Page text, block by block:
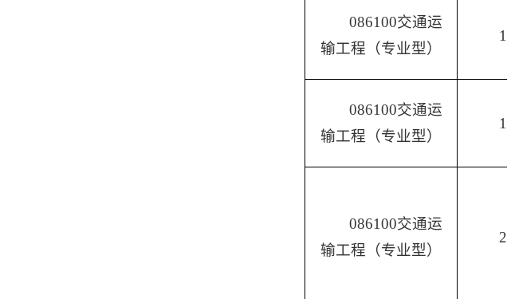
086100交通运
输工程（专业型）
1
086100交通运
输工程（专业型）
1
086100交通运
输工程（专业型）
2